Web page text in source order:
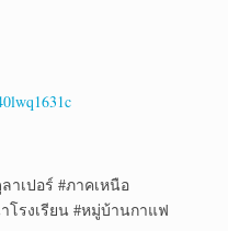
าเปอร์ #ภาคเหนือ
โรงเรียน #หมู่บ้านกาแฟ